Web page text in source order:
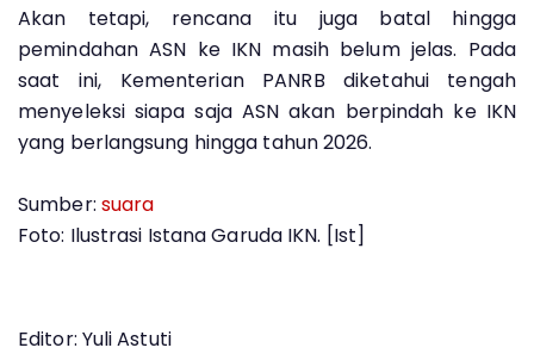
Akan tetapi, rencana itu juga batal hingga
pemindahan ASN ke IKN masih belum jelas. Pada
saat ini, Kementerian PANRB diketahui tengah
menyeleksi siapa saja ASN akan berpindah ke IKN
yang berlangsung hingga tahun 2026.
Sumber: suara
Foto: Ilustrasi Istana Garuda IKN. [Ist]
Editor: Yuli Astuti